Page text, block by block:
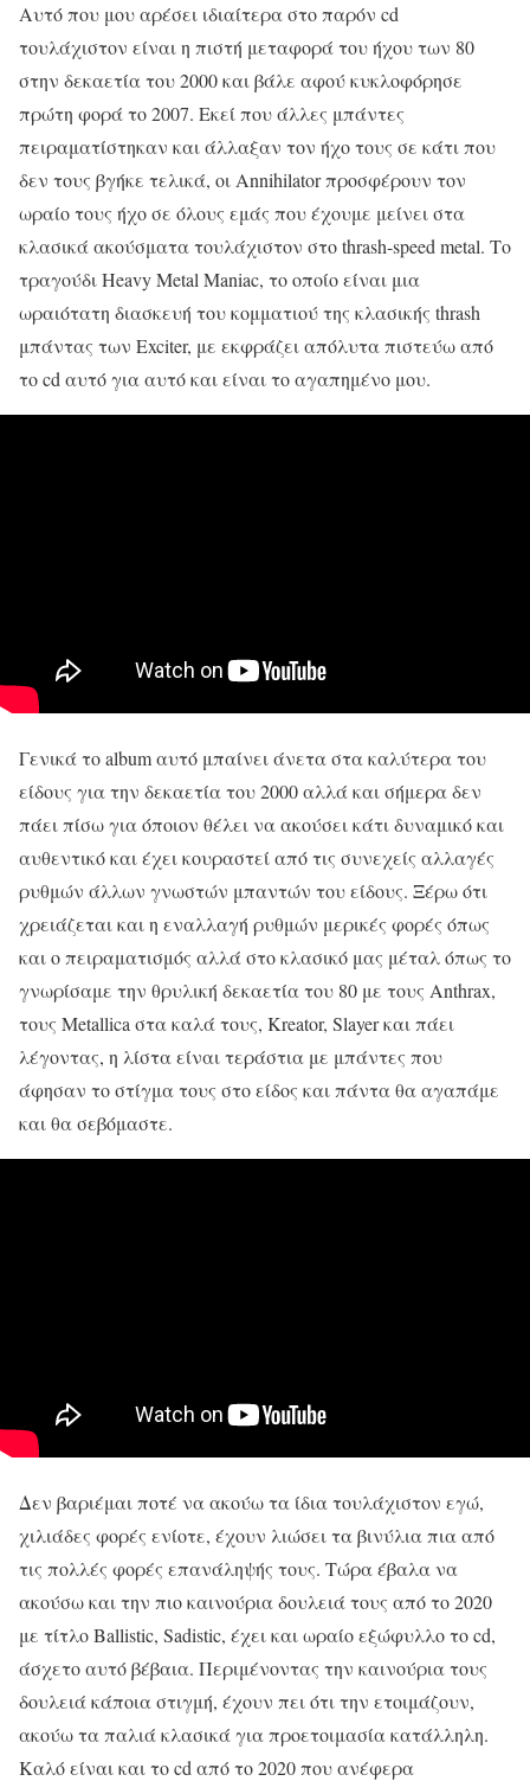
Αυτό που μου αρέσει ιδιαίτερα στο παρόν cd
τουλάχιστον είναι η πιστή μεταφορά του ήχου των 80
στην δεκαετία του 2000 και βάλε αφού κυκλοφόρησε
πρώτη φορά το 2007. Εκεί που άλλες μπάντες
πειραματίστηκαν και άλλαξαν τον ήχο τους σε κάτι που
δεν τους βγήκε τελικά, οι Annihilator προσφέρουν τον
ωραίο τους ήχο σε όλους εμάς που έχουμε μείνει στα
κλασικά ακούσματα τουλάχιστον στο thrash-speed metal. Το
τραγούδι Heavy Metal Maniac, το οποίο είναι μια
ωραιότατη διασκευή του κομματιού της κλασικής thrash
μπάντας των Exciter, με εκφράζει απόλυτα πιστεύω από
το cd αυτό για αυτό και είναι το αγαπημένο μου.
Γενικά το album αυτό μπαίνει άνετα στα καλύτερα του
είδους για την δεκαετία του 2000 αλλά και σήμερα δεν
πάει πίσω για όποιον θέλει να ακούσει κάτι δυναμικό και
αυθεντικό και έχει κουραστεί από τις συνεχείς αλλαγές
ρυθμών άλλων γνωστών μπαντών του είδους. Ξέρω ότι
χρειάζεται και η εναλλαγή ρυθμών μερικές φορές όπως
και ο πειραματισμός αλλά στο κλασικό μας μέταλ όπως το
γνωρίσαμε την θρυλική δεκαετία του 80 με τους Anthrax,
τους Metallica στα καλά τους, Kreator, Slayer και πάει
λέγοντας, η λίστα είναι τεράστια με μπάντες που
άφησαν το στίγμα τους στο είδος και πάντα θα αγαπάμε
και θα σεβόμαστε.
Δεν βαριέμαι ποτέ να ακούω τα ίδια τουλάχιστον εγώ,
χιλιάδες φορές ενίοτε, έχουν λιώσει τα βινύλια πια από
τις πολλές φορές επανάληψής τους. Τώρα έβαλα να
ακούσω και την πιο καινούρια δουλειά τους από το 2020
με τίτλο Ballistic, Sadistic, έχει και ωραίο εξώφυλλο το cd,
άσχετο αυτό βέβαια. Περιμένοντας την καινούρια τους
δουλειά κάποια στιγμή, έχουν πει ότι την ετοιμάζουν,
ακούω τα παλιά κλασικά για προετοιμασία κατάλληλη.
Καλό είναι και το cd από το 2020 που ανέφερα